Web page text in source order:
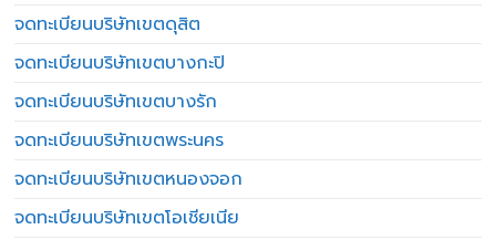
จดทะเบียนบริษัทเขตดุสิต
จดทะเบียนบริษัทเขตบางกะปิ
จดทะเบียนบริษัทเขตบางรัก
จดทะเบียนบริษัทเขตพระนคร
จดทะเบียนบริษัทเขตหนองจอก
จดทะเบียนบริษัทเขตโอเชียเนีย